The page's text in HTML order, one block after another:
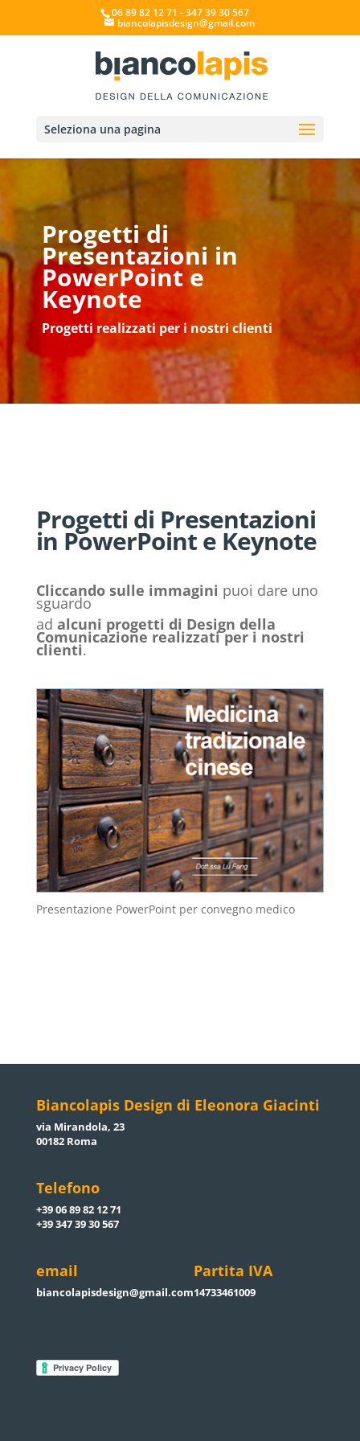
06 89 82 12 71 - 347 39 30 567
biancolapisdesign@gmail.com
Seleziona una pagina
Progetti di
Presentazioni in
PowerPoint e
Keynote
Progetti realizzati per i nostri clienti
Progetti di Presentazioni
in PowerPoint e Keynote
Cliccando sulle immagini puoi dare uno
sguardo
ad alcuni progetti di Design della
Comunicazione realizzati per i nostri
clienti.
Presentazione PowerPoint per convegno medico
Biancolapis Design di Eleonora Giacinti
via Mirandola, 23
00182 Roma
Telefono
+39 06 89 82 12 71
+39 347 39 30 567
email
biancolapisdesign@gmail.com
Partita IVA
14733461009